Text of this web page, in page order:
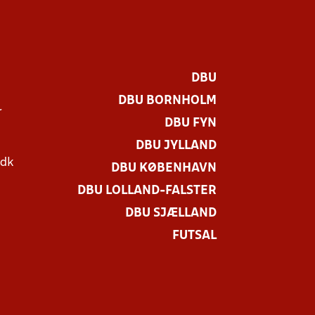
DBU
DBU BORNHOLM
DBU FYN
DBU JYLLAND
DBU KØBENHAVN
DBU LOLLAND-FALSTER
DBU SJÆLLAND
FUTSAL